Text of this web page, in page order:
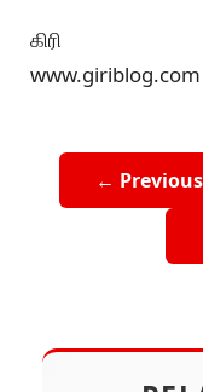
கிரி
www.giriblog.com
←